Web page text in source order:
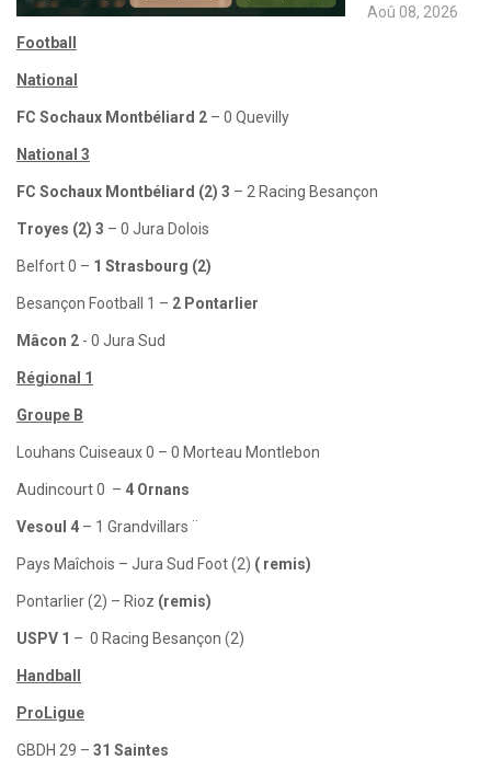
Aoû 08, 2026
Football
National
FC Sochaux Montbéliard 2 – 0 Quevilly
National 3
FC Sochaux Montbéliard (2) 3 – 2 Racing Besançon
Troyes (2) 3 – 0 Jura Dolois
Belfort 0 – 1 Strasbourg (2)
Besançon Football 1 – 2 Pontarlier
Mâcon 2 - 0 Jura Sud
Régional 1
Groupe B
Louhans Cuiseaux 0 – 0 Morteau Montlebon
Audincourt 0 – 4 Ornans
Vesoul 4 – 1 Grandvillars ¨
Pays Maîchois – Jura Sud Foot (2) ( remis)
Pontarlier (2) – Rioz (remis)
USPV 1 – 0 Racing Besançon (2)
Handball
ProLigue
GBDH 29 – 31 Saintes